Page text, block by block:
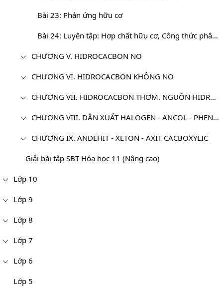
Bài 23: Phản ứng hữu cơ
Bài 24: Luyện tập: Hợp chất hữu cơ, Công thức phân tử và Công thức cấu tạo
CHƯƠNG V. HIDROCACBON NO
CHƯƠNG VI. HIDROCACBON KHÔNG NO
CHƯƠNG VII. HIDROCACBON THƠM. NGUỒN HIDROCACBON THIÊN NHIÊN. HỆ THỐNG HÓA VỀ HIDROCACBON
CHƯƠNG VIII. DẪN XUẤT HALOGEN - ANCOL - PHENOL
CHƯƠNG IX. ANĐEHIT - XETON - AXIT CACBOXYLIC
Giải bài tập SBT Hóa học 11 (Nâng cao)
Lớp 10
Lớp 9
Lớp 8
Lớp 7
Lớp 6
Lớp 5